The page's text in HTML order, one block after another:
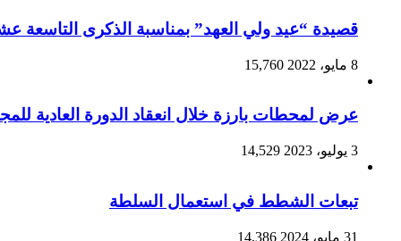
قصيدة “عيد ولي العهد” بمناسبة الذكرى التاسعة
8 مايو، 2022 15,760
عرض لمحطات بارزة خلال انعقاد الدورة العادية
3 يوليو، 2023 14,529
تبعات الشطط في استعمال السلطة
31 مايو، 2024 14,386